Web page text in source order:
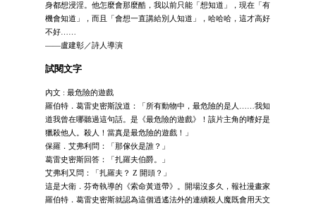
身都想浸淫。他怎麼會那麼酷，我以前只能「想知道」，現在「有
機會知道」，而且「會想一直講給別人知道」，哈哈哈，這才高好
不好……
——盧建彰／詩人導演
試閱文字
內文 : 最危險的遊戲
羅伯特．葛雷史密斯說道：「所有動物中，最危險的是人……我知
道我曾在哪聽過這句話。是《最危險的遊戲》！該片主角的嗜好是
獵殺他人。殺人！當真是最危險的遊戲！」
保羅．艾弗利問：「那傢伙是誰？」
葛雷史密斯回答：「扎羅夫伯爵。」
艾弗利又問：「扎羅夫？ Z 開頭？」
這是大衛．芬奇執導的《索命黃道帶》。開場沒多久，報社漫畫家
羅伯特．葛雷史密斯就認為這個逍遙法外的連續殺人魔既會用天文